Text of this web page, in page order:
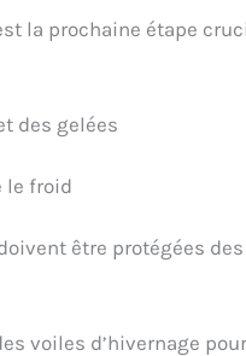
la prochaine étape
des gelées
le froid
être protégées
voiles d’hivernage